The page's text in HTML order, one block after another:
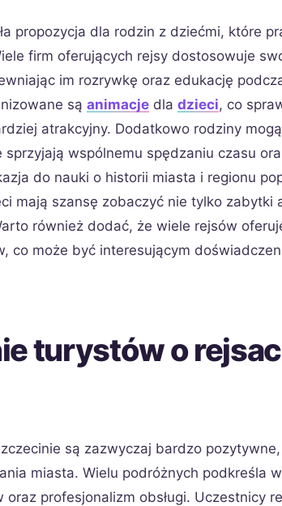
propozycja dla rodzin z dziećmi, które
firm oferujących rejsy dostosowuje
im rozrywkę oraz edukację
są animacje dla dzieci, co
atrakcyjny. Dodatkowo rodziny
sprzyjają wspólnemu spędzaniu czasu
do nauki o historii miasta i regionu
mają szansę zobaczyć nie tylko zabytki
również dodać, że wiele rejsów
co może być interesującym
turystów o
są zazwyczaj bardzo
miasta. Wielu podróżnych podkreśla
oraz profesjonalizm obsługi. Uczestnicy